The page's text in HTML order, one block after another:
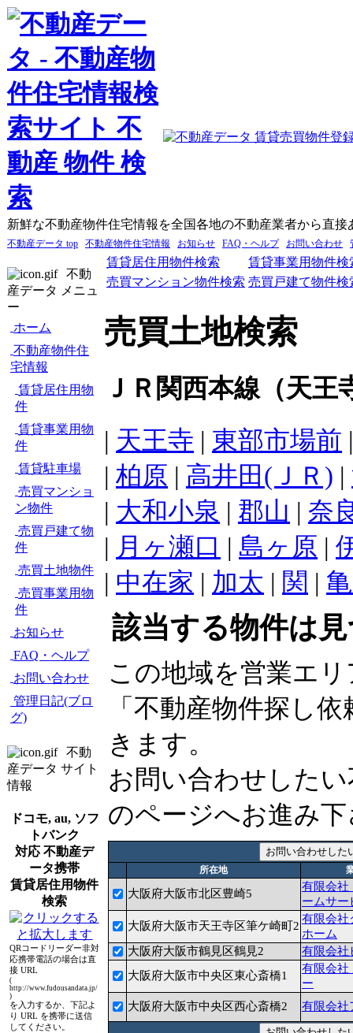
新鮮な不動産物件住宅情報を全国各地の不動産業者から直接
不動産データ top 不動産物件住宅情報 お知らせ FAQ・ヘルプ お問い合わせ
不動
産データ メニュ
ー
ホーム
不動産物件住
宅情報
賃貸居住用物
件
賃貸事業用物
件
賃貸駐車場
売買マンショ
ン物件
売買戸建て物
件
売買土地物件
売買事業用物
件
お知らせ
FAQ・ヘルプ
お問い合わせ
管理日記(ブロ
グ)
不動
産データ サイト
情報
ドコモ, au, ソフ
トバンク
対応 不動産デ
ータ携帯
賃貸居住用物件
検索
QRコードリーダー非対
応携帯電話の場合は直
接 URL
(
http://www.fudousandata.jp/
)
を入力するか、下記よ
り URL を携帯に送信
してください。
賃貸居住用物件検索
賃貸事業用物件検
売買マンション物件検索 売買戸建て物件検
売買土地検索
ＪＲ関西本線（天
| 天王寺 | 東部市場前
| 柏原 | 高井田(ＪＲ) |
| 大和小泉 | 郡山 | 奈
| 月ヶ瀬口 | 島ヶ原 |
| 中在家 | 加太 | 関 |
該当する物件は
この地域を営業エ
「不動産物件探し
きます。
お問い合わせした
のページへお進み
所在地
大阪府大阪市北区豊崎5
有限会社
ームサー
大阪府大阪市天王寺区筆ケ崎町2
有限会社
ホーム
大阪府大阪市鶴見区鶴見2
有限会社
大阪府大阪市中央区東心斎橋1
有限会社
ー
大阪府大阪市中央区西心斎橋2
有限会社